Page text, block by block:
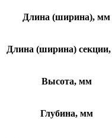
Длина (ширина), мм
Длина (ширина)
Высота, мм
Глубина, мм